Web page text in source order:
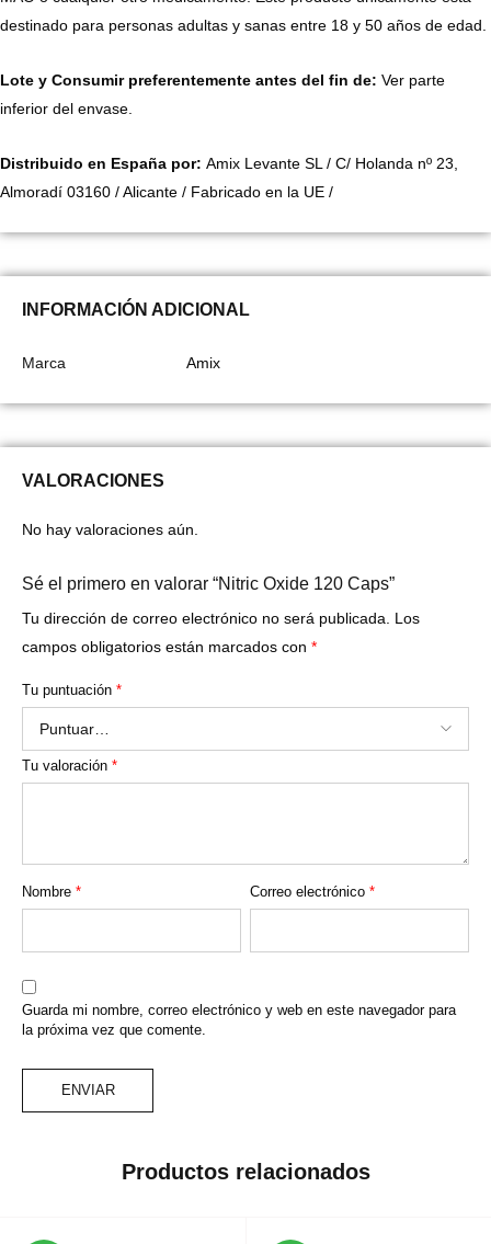
destinado para personas adultas y sanas entre 18 y 50 años de edad.
Lote y Consumir preferentemente antes del fin de: Ver parte
inferior del envase.
Distribuido en España por: Amix Levante SL / C/ Holanda nº 23,
Almoradí 03160 / Alicante / Fabricado en la UE /
INFORMACIÓN ADICIONAL
Marca Amix
VALORACIONES
No hay valoraciones aún.
Sé el primero en valorar “Nitric Oxide 120 Caps”
Tu dirección de correo electrónico no será publicada.
Los
campos obligatorios están marcados con *
Tu puntuación *
Tu valoración *
Nombre * Correo electrónico*
Guarda mi nombre, correo electrónico y web en este navegador para
la próxima vez que comente.
Productos relacionados